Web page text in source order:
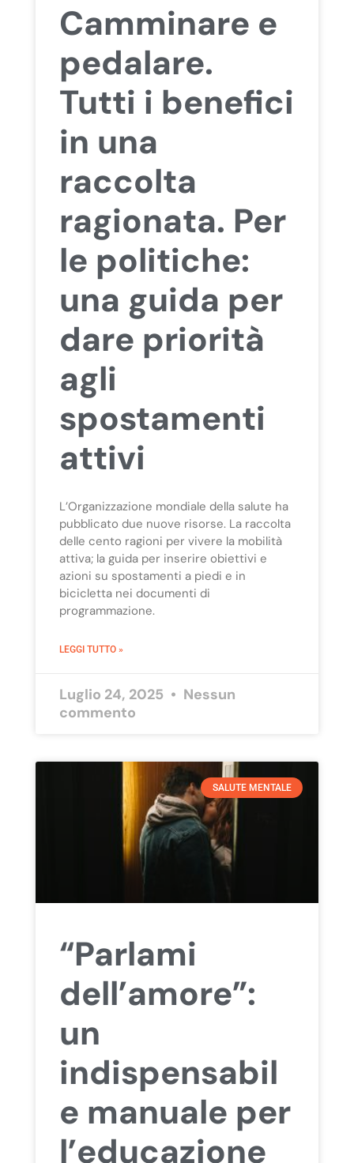
Camminare e
pedalare.
Tutti i benefici
in una
raccolta
ragionata. Per
le politiche:
una guida per
dare priorità
agli
spostamenti
attivi
L’Organizzazione mondiale della salute ha
pubblicato due nuove risorse. La raccolta
delle cento ragioni per vivere la mobilità
attiva; la guida per inserire obiettivi e
azioni su spostamenti a piedi e in
bicicletta nei documenti di
programmazione.
LEGGI TUTTO »
Luglio 24, 2025
Nessun
commento
SALUTE MENTALE
“Parlami
dell’amore”:
un
indispensabil
e manuale per
l’educazione